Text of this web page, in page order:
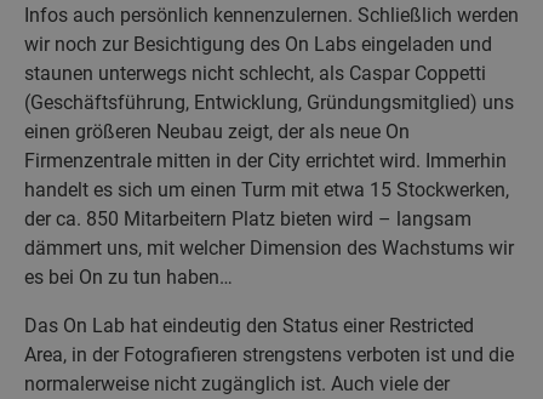
Infos auch persönlich kennenzulernen. Schließlich werden
wir noch zur Besichtigung des On Labs eingeladen und
staunen unterwegs nicht schlecht, als Caspar Coppetti
(Geschäftsführung, Entwicklung, Gründungsmitglied) uns
einen größeren Neubau zeigt, der als neue On
Firmenzentrale mitten in der City errichtet wird. Immerhin
handelt es sich um einen Turm mit etwa 15 Stockwerken,
der ca. 850 Mitarbeitern Platz bieten wird – langsam
dämmert uns, mit welcher Dimension des Wachstums wir
es bei On zu tun haben…
Das On Lab hat eindeutig den Status einer Restricted
Area, in der Fotografieren strengstens verboten ist und die
normalerweise nicht zugänglich ist. Auch viele der